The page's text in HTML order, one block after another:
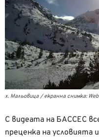
х. Мальовица / екранна снимка: Web
С видеата на БАССЕС
преценка на условията